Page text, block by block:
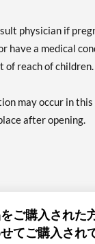
physician if
have a medical
of reach of children.
may occur in
after opening.
ご購入された
てご購入され